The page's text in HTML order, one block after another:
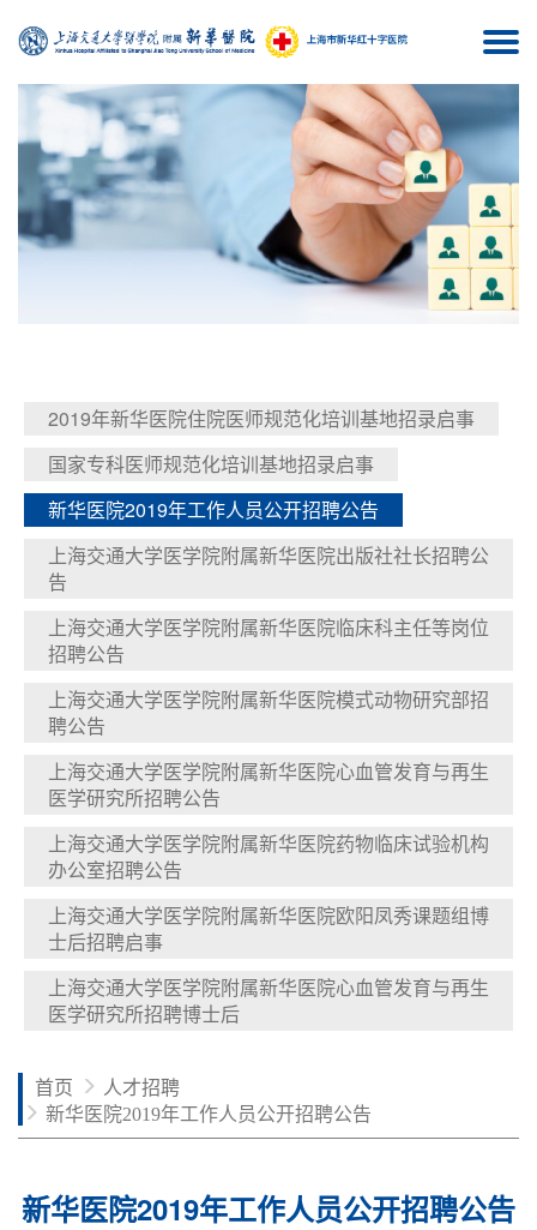
2019年新华医院住院医师规范化培训基地招录启事
国家专科医师规范化培训基地招录启事
新华医院2019年工作人员公开招聘公告
上海交通大学医学院附属新华医院出版社社长招聘公
告
上海交通大学医学院附属新华医院临床科主任等岗位
招聘公告
上海交通大学医学院附属新华医院模式动物研究部招
聘公告
上海交通大学医学院附属新华医院心血管发育与再生
医学研究所招聘公告
上海交通大学医学院附属新华医院药物临床试验机构
办公室招聘公告
上海交通大学医学院附属新华医院欧阳凤秀课题组博
士后招聘启事
上海交通大学医学院附属新华医院心血管发育与再生
医学研究所招聘博士后
首页
人才招聘
新华医院2019年工作人员公开招聘公告
新华医院2019年工作人员公开招聘公告